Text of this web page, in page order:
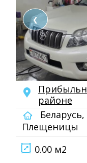
❮
районе
Плещеницы
0.00 м2